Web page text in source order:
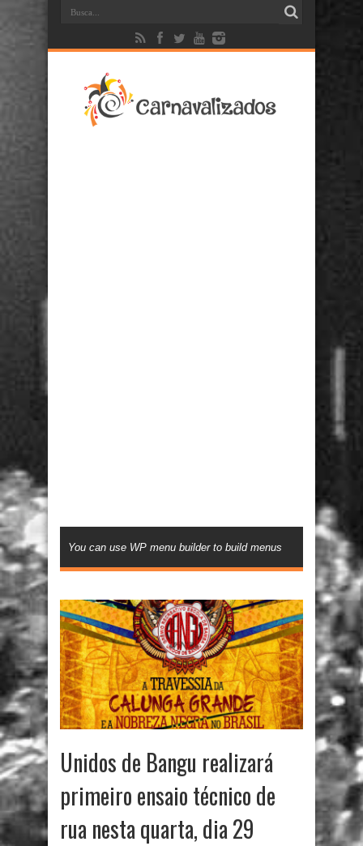
You can use WP menu builder to build menus
Unidos de Bangu realizará
primeiro ensaio técnico de
rua nesta quarta, dia 29